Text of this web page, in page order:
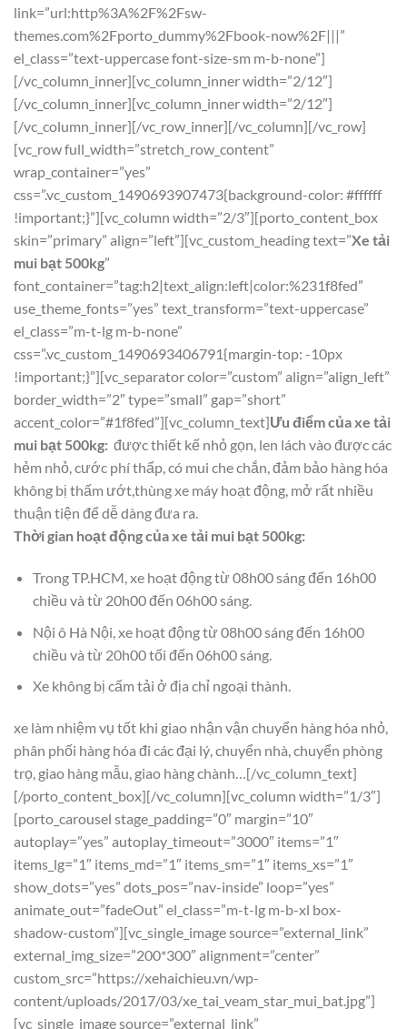
link=”url:http%3A%2F%2Fsw-
themes.com%2Fporto_dummy%2Fbook-now%2F|||”
el_class=”text-uppercase font-size-sm m-b-none”]
[/vc_column_inner][vc_column_inner width=”2/12″]
[/vc_column_inner][vc_column_inner width=”2/12″]
[/vc_column_inner][/vc_row_inner][/vc_column][/vc_row]
[vc_row full_width=”stretch_row_content”
wrap_container=”yes”
css=”.vc_custom_1490693907473{background-color: #ffffff
!important;}”][vc_column width=”2/3″][porto_content_box
skin=”primary” align=”left”][vc_custom_heading text=”Xe tải
mui bạt 500kg”
font_container=”tag:h2|text_align:left|color:%231f8fed”
use_theme_fonts=”yes” text_transform=”text-uppercase”
el_class=”m-t-lg m-b-none”
css=”.vc_custom_1490693406791{margin-top: -10px
!important;}”][vc_separator color=”custom” align=”align_left”
border_width=”2″ type=”small” gap=”short”
accent_color=”#1f8fed”][vc_column_text]Ưu điểm của xe tải
mui bạt 500kg: được thiết kế nhỏ gọn, len lách vào được các
hẻm nhỏ, cước phí thấp, có mui che chắn, đảm bảo hàng hóa
không bị thấm ướt,thùng xe máy hoạt động, mở rất nhiều
thuận tiện để dễ dàng đưa ra.
Thời gian hoạt động của xe tải mui bạt 500kg:
Trong TP.HCM, xe hoạt động từ 08h00 sáng đến 16h00
chiều và từ 20h00 đến 06h00 sáng.
Nội ô Hà Nội, xe hoạt động từ 08h00 sáng đến 16h00
chiều và từ 20h00 tối đến 06h00 sáng.
Xe không bị cấm tải ở địa chỉ ngoại thành.
xe làm nhiệm vụ tốt khi giao nhận vận chuyển hàng hóa nhỏ,
phân phối hàng hóa đi các đại lý, chuyển nhà, chuyển phòng
trọ, giao hàng mẫu, giao hàng chành…[/vc_column_text]
[/porto_content_box][/vc_column][vc_column width=”1/3″]
[porto_carousel stage_padding=”0″ margin=”10″
autoplay=”yes” autoplay_timeout=”3000″ items=”1″
items_lg=”1″ items_md=”1″ items_sm=”1″ items_xs=”1″
show_dots=”yes” dots_pos=”nav-inside” loop=”yes”
animate_out=”fadeOut” el_class=”m-t-lg m-b-xl box-
shadow-custom”][vc_single_image source=”external_link”
external_img_size=”200*300″ alignment=”center”
custom_src=”https://xehaichieu.vn/wp-
content/uploads/2017/03/xe_tai_veam_star_mui_bat.jpg”]
[vc_single_image source=”external_link”